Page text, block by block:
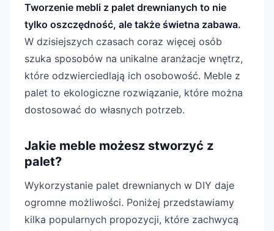
Tworzenie mebli z palet drewnianych to nie
tylko oszczędność, ale także świetna zabawa.
W dzisiejszych czasach coraz więcej osób
szuka sposobów na unikalne aranżacje wnętrz,
które odzwierciedlają ich osobowość. Meble z
palet to ekologiczne rozwiązanie, które można
dostosować do własnych potrzeb.
Jakie meble możesz stworzyć z
palet?
Wykorzystanie palet drewnianych w DIY daje
ogromne możliwości. Poniżej przedstawiamy
kilka popularnych propozycji, które zachwycą